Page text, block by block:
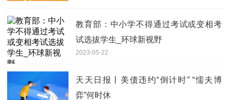
教育部：中小学不得通过考试或变相考
试选拔学生_环球新视野
2023-05-22
天天日报丨美债违约“倒计时” “懦夫博
弈”何时休